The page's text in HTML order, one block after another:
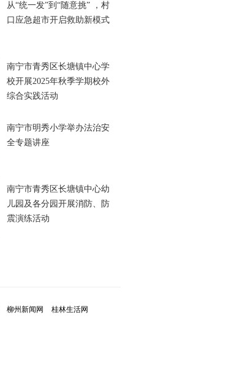
从“统一发”到“随意挑” ，村
口应急超市开启救助新模式
南宁市青秀区长塘镇中心学
校开展2025年秋季学期校外
综合实践活动
南宁市明秀小学举办法治安
全专题讲座
南宁市青秀区长塘镇中心幼
儿园及各分园开展消防、防
震演练活动
柳州新闻网
桂林生活网